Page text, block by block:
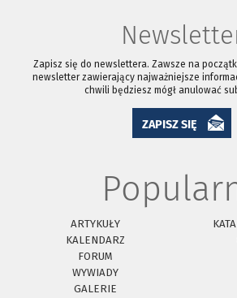
Zapisz się do newslettera. Zawsze na
newsletter zawierający najważniejsze
chwili będziesz mógł anulować
ZAPISZ SIĘ
ARTYKUŁY
KALENDARZ
FORUM
WYWIADY
GALERIE